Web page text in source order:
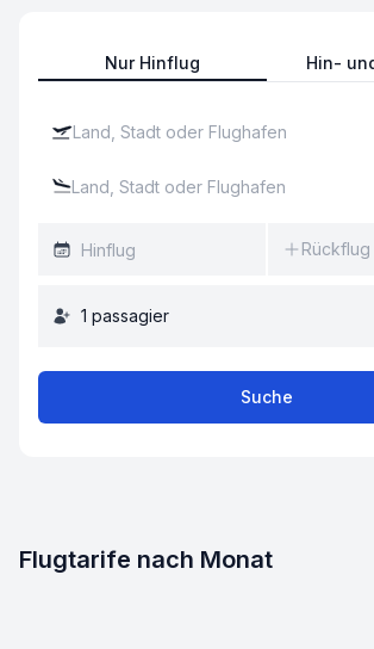
Nur Hinflug Hin-
Rückflug
1 passagier
Suche
Flugtarife nach Monat